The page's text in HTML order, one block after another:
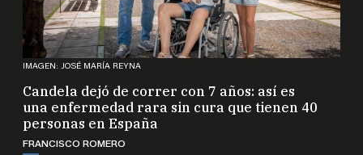
IMAGEN: JOSÉ MARÍA REYNA
Candela dejó de correr con 7 años: así es
una enfermedad rara sin cura que tienen 40
personas en España
FRANCISCO ROMERO